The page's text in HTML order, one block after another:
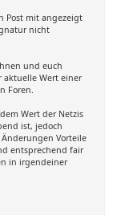
Post mit angezeigt
nicht
und euch
aktuelle Wert einer
Foren.
Wert der Netzis
ist, jedoch
Vorteile
entsprechend fair
in irgendeiner